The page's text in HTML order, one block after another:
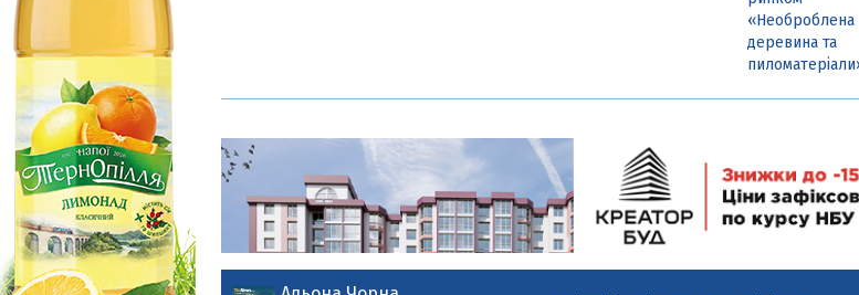
«Необроблена
деревина та